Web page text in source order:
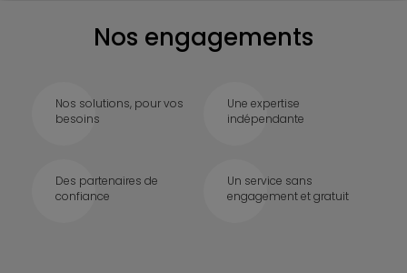
Nos engagements
Nos solutions, pour vos
besoins
Une expertise
indépendante
Des partenaires de
confiance
Un service sans
engagement et gratuit